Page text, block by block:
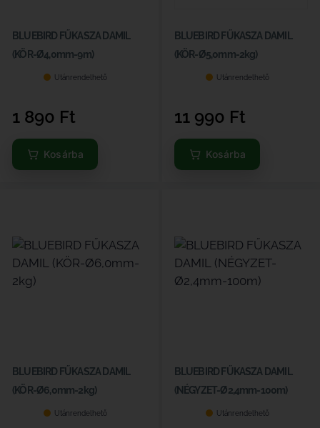
BLUEBIRD FŰKASZA DAMIL
(KÖR-Ø4,0mm-9m)
Utánrendelhető
1 890 Ft
Kosárba
BLUEBIRD FŰKASZA DAMIL
(KÖR-Ø5,0mm-2kg)
Utánrendelhető
11 990 Ft
Kosárba
BLUEBIRD FŰKASZA DAMIL
(KÖR-Ø6,0mm-2kg)
Utánrendelhető
BLUEBIRD FŰKASZA DAMIL
(NÉGYZET-Ø2,4mm-100m)
Utánrendelhető